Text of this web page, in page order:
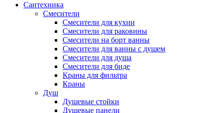
Сантехника
Смесители
Смесители для кухни
Смесители для раковины
Смесители на борт ванны
Смесители для ванны с душем
Смесители для душа
Смесители для биде
Краны для фильтра
Краны
Душ
Душевые стойки
Душевые панели